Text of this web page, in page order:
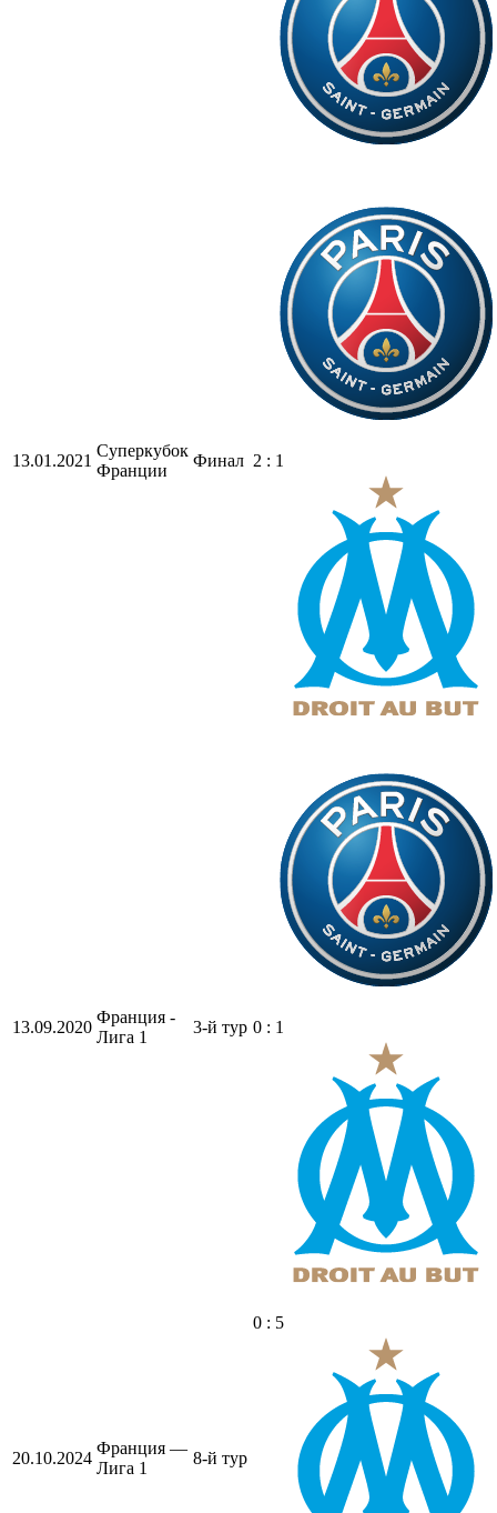
13.01.2021
Суперкубок
Франции
Финал 2 : 1
13.09.2020
Франция -
Лига 1
3-й тур 0 : 1
20.10.2024
Франция —
Лига 1
8-й тур
0 : 5